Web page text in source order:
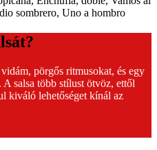
sombrero, Uno a hombro
pörgős ritmusokat, és egy
salsa több stílust ötvöz, ettől
kiváló lehetőséget kínál az